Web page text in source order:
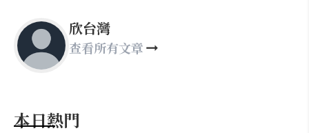
欣台灣
查看所有文章
本日熱門